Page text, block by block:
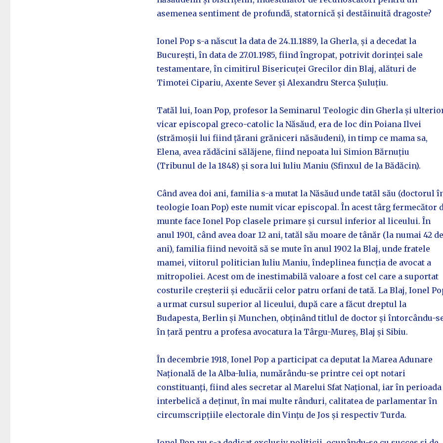
asemenea sentiment de profundă, statornică și destăinuită dragoste?
Ionel Pop s-a născut la data de 24.11.1889, la Gherla, și a decedat la
București, în data de 27.01.1985, fiind îngropat, potrivit dorinței sale
testamentare, în cimitirul Bisericuței Grecilor din Blaj, alături de
Timotei Cipariu, Axente Sever și Alexandru Sterca Șuluțiu.
Tatăl lui, Ioan Pop, profesor la Seminarul Teologic din Gherla și
vicar episcopal greco-catolic la Năsăud, era de loc din Poiana Ilvei
(strămoșii lui fiind țărani grăniceri năsăudeni), in timp ce mama sa,
Elena, avea rădăcini sălăjene, fiind nepoata lui Simion Bărnuțiu
(Tribunul de la 1848) și sora lui Iuliu Maniu (Sfinxul de la Bădăcin).
Când avea doi ani, familia s-a mutat la Năsăud unde tatăl său (doctorul
teologie Ioan Pop) este numit vicar episcopal. În acest târg fermecător
munte face Ionel Pop clasele primare și cursul inferior al liceului. În
anul 1901, când avea doar 12 ani, tatăl său moare de tânăr (la numai 42 de
ani), familia fiind nevoită să se mute în anul 1902 la Blaj, unde fratele
mamei, viitorul politician Iuliu Maniu, îndeplinea funcția de avocat a
mitropoliei. Acest om de inestimabilă valoare a fost cel care a suportat
costurile creșterii și educării celor patru orfani de tată. La Blaj, Ionel
a urmat cursul superior al liceului, după care a făcut dreptul la
Budapesta, Berlin și Munchen, obținând titlul de doctor și întorcându-
în țară pentru a profesa avocatura la Târgu-Mureș, Blaj și Sibiu.
În decembrie 1918, Ionel Pop a participat ca deputat la Marea Adunare
Națională de la Alba-Iulia, numărându-se printre cei opt notari
constituanți, fiind ales secretar al Marelui Sfat Național, iar în perioada
interbelică a deținut, în mai multe rânduri, calitatea de parlamentar în
circumscripțiile electorale din Vințu de Jos și respectiv Turda.